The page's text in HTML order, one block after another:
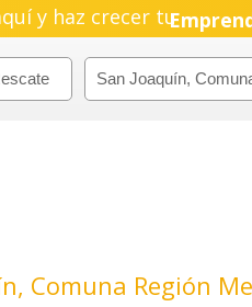
y haz crecer tu
Comuna Región